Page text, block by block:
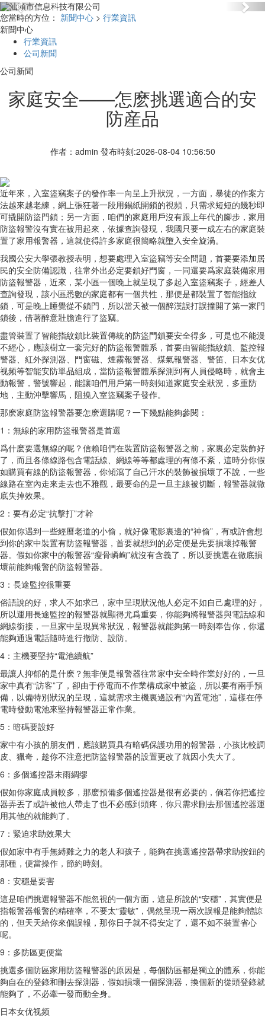
Previous
您當時的方位： 新聞中心 > 行業資訊
新聞中心
行業資訊
公司新聞
公司新聞
家庭安全——怎麽挑選適合的安
防産品
作者：admin 發布時刻:2026-08-04 10:56:50
近年來，入室盜竊案子的發作率一向呈上升狀況，一方面，暴徒的作案方
法越來越老練，網上張狂著一段用錫紙開鎖的視頻，只需求短短的幾秒即
可撬開防盜門鎖；另一方面，咱們的家庭用戶沒有跟上年代的腳步，家用
防盜報警沒有實在被用起來，依據查詢發現，我國只要一成左右的家庭裝
置了家用報警器，這就使得許多家庭很簡略就墮入安全旋渦。
我國公安大學張教授表明，想要處理入室盜竊等安全問題，首要要添加居
民的安全防備認識，往常外出必定要鎖好門窗，一同還要爲家庭裝備家用
防盜報警器，近來，某小區一個晚上就呈現了多起入室盜竊案子，經差人
查詢發現，該小區悉數的家庭都有一個共性，那便是都裝置了智能指紋
鎖，可是晚上睡覺從不鎖門，所以當天被一個醉漢誤打誤撞開了第一家門
鎖後，借著醉意壯膽進行了盜竊。
盡管裝置了智能指紋鎖比裝置傳統的防盜門鎖要安全得多，可是也不能漫
不經心，應該樹立一套完好的防盜報警體系，首要由智能指紋鎖、監控報
警器、紅外探測器、門窗磁、煙霧報警器、煤氣報警器、警笛、日本女优
视频等智能安防單品組成，當防盜報警體系探測到有人員侵略時，就會主
動報警，警號響起，能讓咱們用戶第一時刻知道家庭安全狀況，多重防
地，主動沖擊響馬，阻撓入室盜竊案子發作。
那麽家庭防盜報警器要怎麽選購呢？一下幾點能夠參閱：
1：無線的家用防盜報警器是首選
爲什麽要選無線的呢？信賴咱們在裝置防盜報警器之前，家裏必定裝飾好
了，而且各條線路包含電話線、網線等等都處理的有條不紊，這時分你假
如購買有線的防盜報警器，你傾瀉了自己汗水的裝飾被損壞了不說，一些
線路在室內走來走去也不雅觀，最要命的是一旦主線被切斷，報警器就徹
底失掉效果。
2：要有必定“抗擊打”才幹
假如你遇到一些經曆老道的小偷，就好像電影裏邊的“神偷”，有或許會想
到你的家中裝置有防盜報警器，首要就想到的必定便是先要損壞掉報警
器。假如你家中的報警器“瘦骨嶙峋”就沒有含義了，所以要挑選在徹底損
壞前能夠報警的防盜報警器。
3：長途監控很重要
俗語說的好，求人不如求己，家中呈現狀況他人必定不如自己處理的好，
所以運用長途監控的報警器就顯得尤爲重要，你能夠將報警器與電話線和
網線銜接，一旦家中呈現異常狀況，報警器就能夠第一時刻奉告你，你還
能夠通過電話隨時進行撤防、設防。
4：主機要堅持“電池續航”
最讓人抑郁的是什麽？無非便是報警器往常家中安全時作業好好的，一旦
家中真有“訪客”了，卻由于停電而不作業構成家中被盜，所以要有兩手預
備，以備特別狀況的呈現，這就需求主機裏邊設有“內置電池”，這樣在停
電時發動電池來堅持報警器正常作業。
5：暗碼要設好
家中有小孩的朋友們，應該購買具有暗碼保護功用的報警器，小孩比較調
皮、獵奇，趁你不注意把防盜報警器的設置更改了就因小失大了。
6：多個遙控器未雨綢缪
假如你家庭成員較多，那麽預備多個遙控器是很有必要的，倘若你把遙控
器弄丟了或許被他人帶走了也不必感到頭疼，你只需求刪去那個遙控器運
用其他的就能夠了。
7：緊迫求助效果大
假如家中有手無縛雞之力的老人和孩子，能夠在挑選遙控器帶求助按鈕的
那種，便當操作，節約時刻。
8：安穩是要害
這是咱們挑選報警器不能忽視的一個方面，這是所說的“安穩”，其實便是
指報警器報警的精確率，不要太“靈敏”，偶然呈現一兩次誤報是能夠體諒
的，但天天給你來個誤報，那你日子就不得安定了，還不如不裝置省心
呢。
9：多防區更便當
挑選多個防區家用防盜報警器的原因是，每個防區都是獨立的體系，你能
夠自在的登錄和刪去探測器，假如損壞一個探測器，換個新的從頭登錄就
能夠了，不必牽一發而動全身。
日本女优视频